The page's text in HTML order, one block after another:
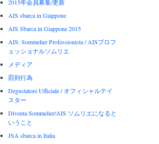
2015年会員募集/更新
AIS sbarca in Giappone
AIS Sbarca in Giappone 2015
AIS: Sommelier Professionista / AISプロフ
ェッショナルソムリエ
メディア
罰則行為
Degustatore Ufficiale / オフィシャルテイ
スター
Diventa Sommelier/AIS ソムリエになると
いうこと
JSA sbarca in Italia